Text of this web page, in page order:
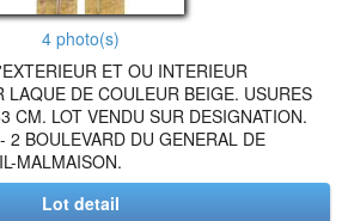
4 photo(s)
ET OU INTERIEUR
LAQUE DE COULEUR BEIGE. USURES
CM. LOT VENDU SUR DESIGNATION.
2 BOULEVARD DU GENERAL DE
MALMAISON.
Lot detail